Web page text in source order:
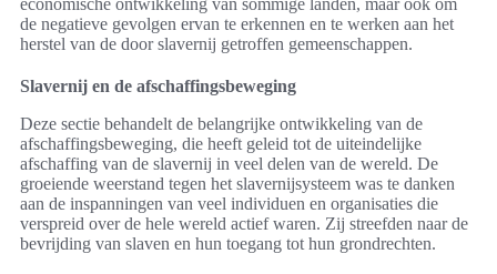
de negatieve gevolgen ervan te erkennen en te werken aan het
herstel van de door slavernij getroffen gemeenschappen.
Slavernij en de afschaffingsbeweging
Deze sectie behandelt de belangrijke ontwikkeling van de
afschaffingsbeweging, die heeft geleid tot de uiteindelijke
afschaffing van de slavernij in veel delen van de wereld. De
groeiende weerstand tegen het slavernijsysteem was te danken
aan de inspanningen van veel individuen en organisaties die
verspreid over de hele wereld actief waren. Zij streefden naar de
bevrijding van slaven en hun toegang tot hun grondrechten.